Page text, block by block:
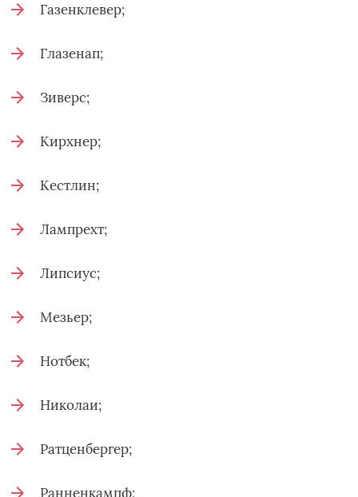
Газенклевер;
Глазенап;
Зиверс;
Кирхнер;
Кестлин;
Лампрехт;
Липсиус;
Мезьер;
Нотбек;
Николаи;
Ратценбергер;
Ранненкампф;